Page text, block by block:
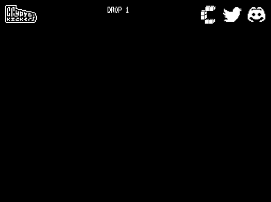
DROP 1